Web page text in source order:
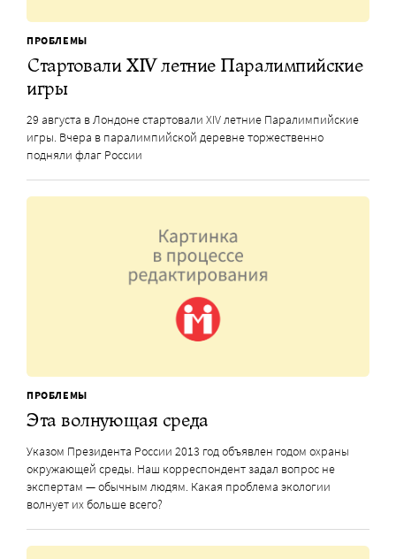
ПРОБЛЕМЫ
Стартовали XIV летние Паралимпийские
игры
29 августа в Лондоне стартовали XIV летние Паралимпийские
игры. Вчера в паралимпийской деревне торжественно
подняли флаг России
ПРОБЛЕМЫ
Эта волнующая среда
Указом Президента России 2013 год объявлен годом охраны
окружающей среды. Наш корреспондент задал вопрос не
экспертам — обычным людям. Какая проблема экологии
волнует их больше всего?